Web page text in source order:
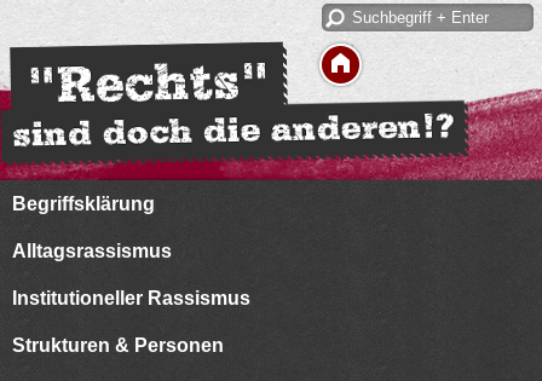
Begriffsklärung
Alltagsrassismus
Institutioneller Rassismus
Strukturen & Personen